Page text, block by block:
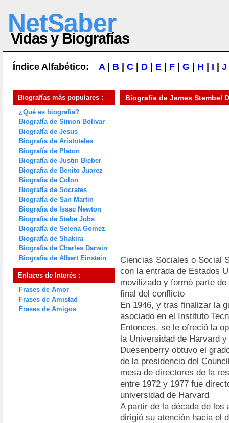
NetSaber
Vidas y Biografías
Índice Alfabético: A| B C D E F G H I J
Biografías más populares :
¿Qué es biografía?
Biografía de Simon Bolivar
Biografía de Jesus
Biografía de Aristoteles
Biografía de Platon
Biografía de Justin Bieber
Biografía de Benito Juarez
Biografía de Colon
Biografía de Socrates
Biografía de San Martin
Biografía de Issac Newton
Biografía de Stebe Jobs
Biografía de Selena Gomez
Biografía de Shakira
Biografía de Charles Darwin
Biografía de Albert Einstein
Enlaces de Interés :
Frases de Amor
Frases de Amistad
Frases de Amigos
Biografía de James Stembel
Ciencias Sociales o Social
con la entrada de Estados
movilizado y formó parte
final del conflicto
En 1946, y tras finalizar la
asociado en el Instituto
Entonces, se le ofreció la
la Universidad de Harvard
Duesenberry obtuvo el
de la presidencia del
mesa de directores de la
entre 1972 y 1977 fue
universidad de Harvard
A partir de la década de los
dirigió su atención hacia el